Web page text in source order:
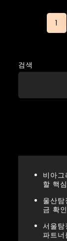
이
지
김
1
검색
비아
할 핵
울산탐
금 확
서울탐
파트너